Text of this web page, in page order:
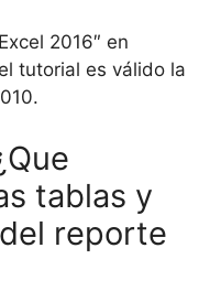
2016″ en
tutorial es válido la
tablas y
reporte